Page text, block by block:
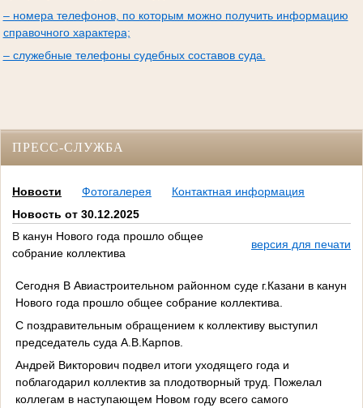
– номера телефонов, по которым можно получить информацию
справочного характера;
– служебные телефоны судебных составов суда.
ПРЕСС-СЛУЖБА
Новости Фотогалерея
Контактная информация
Новость от 30.12.2025
В канун Нового года прошло общее
собрание коллектива
версия для печати
Сегодня В Авиастроительном районном суде г.Казани в канун
Нового года прошло общее собрание коллектива.
С поздравительным обращением к коллективу выступил
председатель суда А.В.Карпов.
Андрей Викторович подвел итоги уходящего года и
поблагодарил коллектив за плодотворный труд. Пожелал
коллегам в наступающем Новом году всего самого